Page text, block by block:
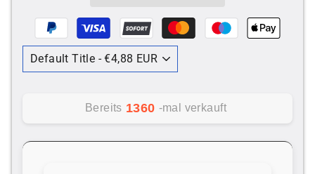
Bereits 1360 -mal verkauft